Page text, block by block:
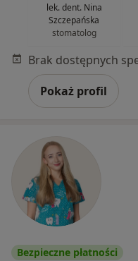
lek. dent. Nina
Szczepańska
stomatolog
Pokaż profil
Bezpieczne płatności